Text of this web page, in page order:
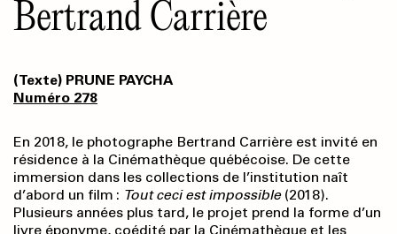
Bertrand Carrière
(Texte) PRUNE PAYCHA
Numéro 278
En 2018, le photographe Bertrand Carrière est invité en
résidence à la Cinémathèque québécoise. De cette
immersion dans les collections de l’institution naît
d’abord un film : Tout ceci est impossible(2018).
Plusieurs années plus tard, le projet prend la forme d’un
livre éponyme, coédité par la Cinémathèque et les